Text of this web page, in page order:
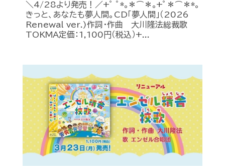
＼4/28より発売！／+ﾟ ﾟ*｡＊⌒＊｡+ﾟ＊⌒＊*｡
きっと、あなたも夢人間。CD「夢人間」（2026
Renewal ver.)作詞・作曲 大川隆法総裁歌
TOKMA定価：1,100円（税込）+...